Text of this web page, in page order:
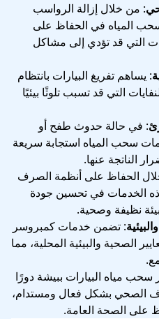
: من خلال إزالة الرواسب
سحب المياه في الحفاظ على
التي قد تؤدي إلى مشاكل
: يساهم تفريغ البيارات بانتظام
التي قد تسبب تلوثًا بيئيًا
: في حالة حدوث طفح أو
سحب المياه استجابة سريعة
الناتجة عنها.
الحفاظ على أنظمة الصرف
الخدمات في تحسين جودة
نظيفة وصحية.
: تضمن خدمات كمبروسر
الصحية والبيئية المحلية، مما
مياه البيارات ببيشة دورًا
الصحي بشكل فعال ومستدام،
على الصحة العامة.